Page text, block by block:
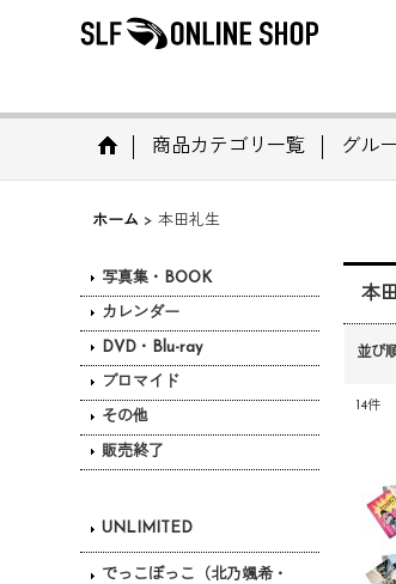
商品カテゴリ一覧 グル
ホーム > 本田礼生
写真集・BOOK
カレンダー
DVD・Blu-ray
ブロマイド
その他
販売終了
UNLIMITED
でっこぼっこ（北乃颯希・
本
並び
14件